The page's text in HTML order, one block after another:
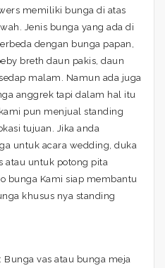
memiliki bunga di atas
Jenis bunga yang ada di
dengan bunga papan,
breth daun pakis, daun
malam. Namun ada juga
anggrek tapi dalam hal itu
pun menjual standing
tujuan. Jika anda
untuk acara wedding, duka
atau untuk potong pita
bunga Kami siap membantu
khusus nya standing
Bunga vas atau bunga meja